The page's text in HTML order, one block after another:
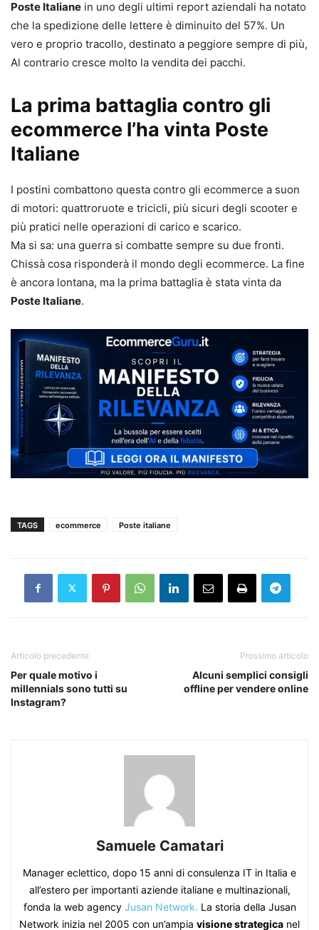
Poste Italiane in uno degli ultimi report aziendali ha notato
che la spedizione delle lettere è diminuito del 57%. Un
vero e proprio tracollo, destinato a peggiore sempre di più,
Al contrario cresce molto la vendita dei pacchi.
La prima battaglia contro gli
ecommerce l’ha vinta Poste
Italiane
I postini combattono questa contro gli ecommerce a suon
di motori: quattroruote e tricicli, più sicuri degli scooter e
più pratici nelle operazioni di carico e scarico.
Ma si sa: una guerra si combatte sempre su due fronti.
Chissà cosa risponderà il mondo degli ecommerce. La fine
è ancora lontana, ma la prima battaglia è stata vinta da
Poste Italiane.
TAGS ecommerce Poste italiane
Articolo precedente
Per quale motivo i
millennials sono tutti su
Instagram?
Prossimo articolo
Alcuni semplici consigli
offline per vendere online
Samuele Camatari
Manager eclettico, dopo 15 anni di consulenza IT in Italia e
all’estero per importanti aziende italiane e multinazionali,
fonda la web agency Jusan Network. La storia della Jusan
Network inizia nel 2005 con un’ampia visione strategica nel